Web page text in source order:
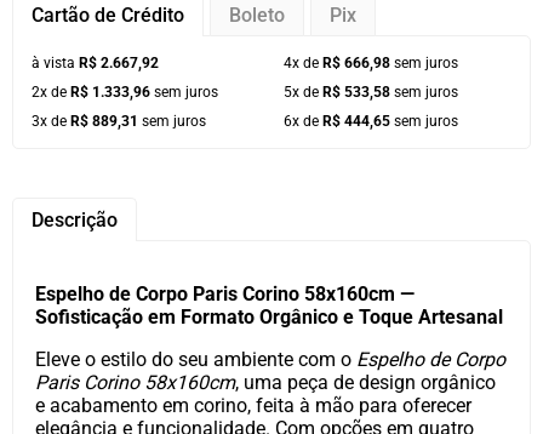
Cartão de Crédito Boleto Pix
à vista R$ 2.667,92
2x de R$ 1.333,96 sem juros
3x de R$ 889,31 sem juros
4x de R$ 666,98 sem juros
5x de R$ 533,58 sem juros
6x de R$ 444,65 sem juros
Descrição
Espelho de Corpo Paris Corino 58x160cm —
Sofisticação em Formato Orgânico e Toque Artesanal
Eleve o estilo do seu ambiente com o Espelho de Corpo
Paris Corino 58x160cm, uma peça de design orgânico
e acabamento em corino, feita à mão para oferecer
elegância e funcionalidade. Com opções em quatro